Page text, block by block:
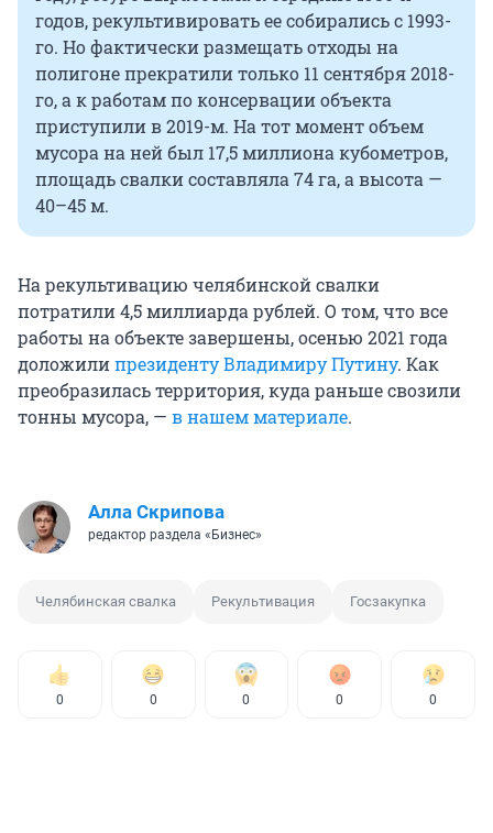
годов, рекультивировать ее собирались с 1993-
го. Но фактически размещать отходы на
полигоне прекратили только 11 сентября 2018-
го, а к работам по консервации объекта
приступили в 2019-м. На тот момент объем
мусора на ней был 17,5 миллиона кубометров,
площадь свалки составляла 74 га, а высота —
40–45 м.
На рекультивацию челябинской свалки
потратили 4,5 миллиарда рублей. О том, что все
работы на объекте завершены, осенью 2021 года
доложилипрезиденту Владимиру Путину. Как
преобразилась территория, куда раньше свозили
тонны мусора, — в нашем материале.
Алла Скрипова
редактор раздела «Бизнес»
Челябинская свалка Рекультивация Госзакупка
0 0 0 0 0